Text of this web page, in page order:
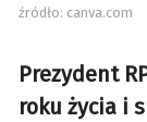
źródło: canva.com
Prezydent
roku życia i